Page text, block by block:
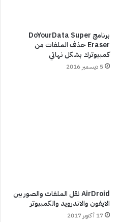
برنامج DoYourData Super
Eraser حذف الملفات من
كمبيوترك بشكل نهائي
5 ديسمبر 2016
AirDroid نقل الملفات والصور بين
الايفون والاندرويد والكمبيوتر
17 أكتوبر 2017